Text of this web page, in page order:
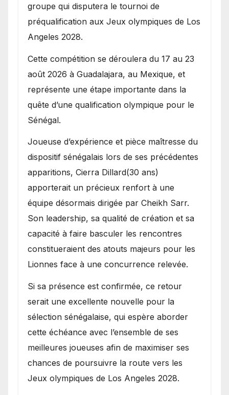
groupe qui disputera le tournoi de
préqualification aux Jeux olympiques de Los
Angeles 2028.
Cette compétition se déroulera du 17 au 23
août 2026 à Guadalajara, au Mexique, et
représente une étape importante dans la
quête d’une qualification olympique pour le
Sénégal.
Joueuse d’expérience et pièce maîtresse du
dispositif sénégalais lors de ses précédentes
apparitions, Cierra Dillard(30 ans)
apporterait un précieux renfort à une
équipe désormais dirigée par Cheikh Sarr.
Son leadership, sa qualité de création et sa
capacité à faire basculer les rencontres
constitueraient des atouts majeurs pour les
Lionnes face à une concurrence relevée.
Si sa présence est confirmée, ce retour
serait une excellente nouvelle pour la
sélection sénégalaise, qui espère aborder
cette échéance avec l’ensemble de ses
meilleures joueuses afin de maximiser ses
chances de poursuivre la route vers les
Jeux olympiques de Los Angeles 2028.